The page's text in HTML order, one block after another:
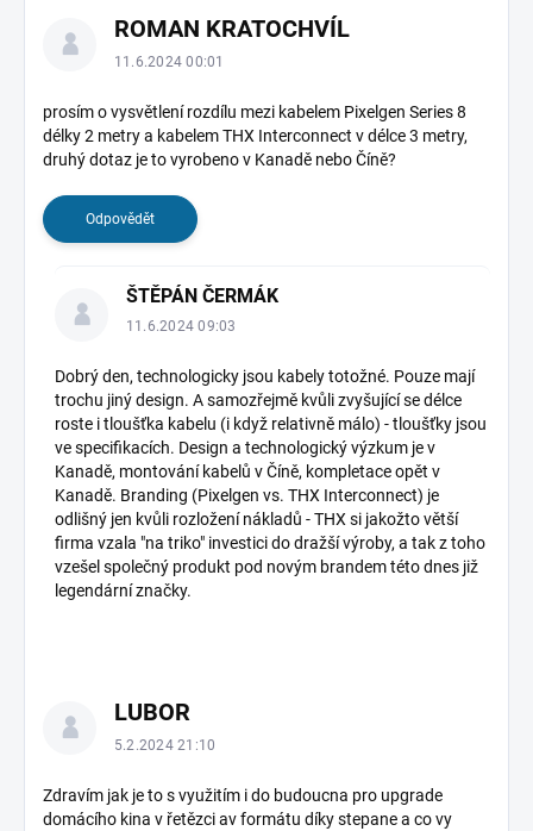
ROMAN KRATOCHVÍL
11.6.2024 00:01
prosím o vysvětlení rozdílu mezi kabelem Pixelgen Series 8
délky 2 metry a kabelem THX Interconnect v délce 3 metry,
druhý dotaz je to vyrobeno v Kanadě nebo Číně?
Odpovědět
ŠTĚPÁN ČERMÁK
11.6.2024 09:03
Dobrý den, technologicky jsou kabely totožné. Pouze mají
trochu jiný design. A samozřejmě kvůli zvyšující se délce
roste i tloušťka kabelu (i když relativně málo) - tloušťky jsou
ve specifikacích. Design a technologický výzkum je v
Kanadě, montování kabelů v Číně, kompletace opět v
Kanadě. Branding (Pixelgen vs. THX Interconnect) je
odlišný jen kvůli rozložení nákladů - THX si jakožto větší
firma vzala "na triko" investici do dražší výroby, a tak z toho
vzešel společný produkt pod novým brandem této dnes již
legendární značky.
LUBOR
5.2.2024 21:10
Zdravím jak je to s využitím i do budoucna pro upgrade
domácího kina v řetězci av formátu díky stepane a co vy